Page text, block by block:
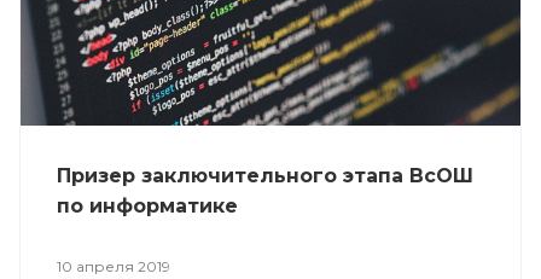
Призер заключительного этапа ВсОШ
по информатике
10 апреля 2019